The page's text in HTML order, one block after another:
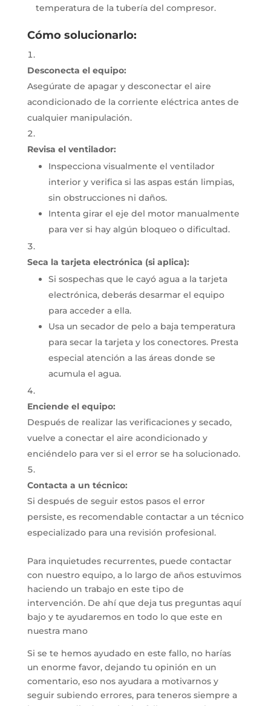
temperatura de la tubería del compresor.
Cómo solucionarlo:
Desconecta el equipo:
Asegúrate de apagar y desconectar el aire
acondicionado de la corriente eléctrica antes de
cualquier manipulación.
Revisa el ventilador:
Inspecciona visualmente el ventilador
interior y verifica si las aspas están limpias,
sin obstrucciones ni daños.
Intenta girar el eje del motor manualmente
para ver si hay algún bloqueo o dificultad.
Seca la tarjeta electrónica (si aplica):
Si sospechas que le cayó agua a la tarjeta
electrónica, deberás desarmar el equipo
para acceder a ella.
Usa un secador de pelo a baja temperatura
para secar la tarjeta y los conectores. Presta
especial atención a las áreas donde se
acumula el agua.
Enciende el equipo:
Después de realizar las verificaciones y secado,
vuelve a conectar el aire acondicionado y
enciéndelo para ver si el error se ha solucionado.
Contacta a un técnico:
Si después de seguir estos pasos el error
persiste, es recomendable contactar a un técnico
especializado para una revisión profesional.
Para inquietudes recurrentes, puede contactar
con nuestro equipo, a lo largo de años estuvimos
haciendo un trabajo en este tipo de
intervención. De ahí que deja tus preguntas aquí
bajo y te ayudaremos en todo lo que este en
nuestra mano
Si se te hemos ayudado en este fallo, no harías
un enorme favor, dejando tu opinión en un
comentario, eso nos ayudara a motivarnos y
seguir subiendo errores, para teneros siempre a